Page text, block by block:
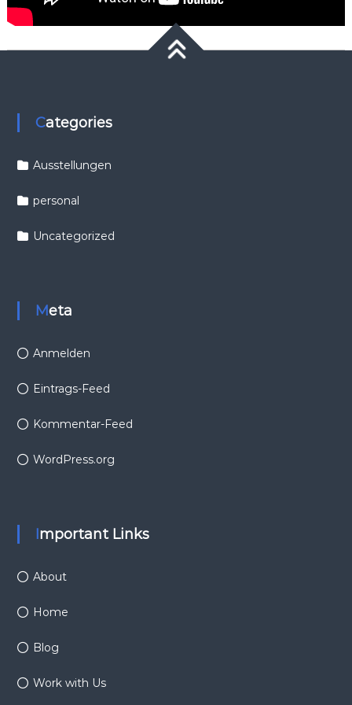
Categories
Ausstellungen
personal
Uncategorized
Meta
Anmelden
Eintrags-Feed
Kommentar-Feed
WordPress.org
Important Links
About
Home
Blog
Work with Us